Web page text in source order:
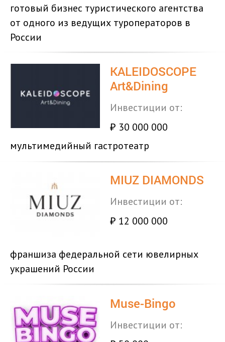
готовый бизнес туристического агентства
от одного из ведущих туроператоров в
России
KALEIDOSCOPE
Art&Dining
Инвестиции от:
₽ 30 000 000
мультимедийный гастротеатр
MIUZ DIAMONDS
Инвестиции от:
₽ 12 000 000
франшиза федеральной сети ювелирных
украшений России
Muse-Bingo
Инвестиции от: